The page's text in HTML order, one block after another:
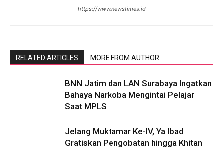
https://www.newstimes.id
RELATED ARTICLES MORE FROM AUTHOR
BNN Jatim dan LAN Surabaya Ingatkan
Bahaya Narkoba Mengintai Pelajar
Saat MPLS
Jelang Muktamar Ke-IV, Ya Ibad
Gratiskan Pengobatan hingga Khitan